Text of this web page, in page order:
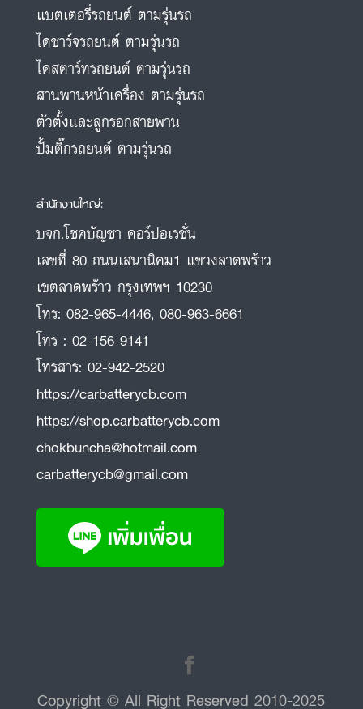
แบตเตอรี่รถยนต์ ตามรุ่นรถ
ไดชาร์จรถยนต์ ตามรุ่นรถ
ไดสตาร์ทรถยนต์ ตามรุ่นรถ
สานพานหน้าเครื่อง ตามรุ่นรถ
ตัวตั้งและลูกรอกสายพาน
ปั้มติ๊กรถยนต์ ตามรุ่นรถ
สำนักงานใหญ่:
บจก.โชคบัญชา คอร์ปอเรชั่น
เลขที่ 80 ถนนเสนานิคม1 แขวงลาดพร้าว
เขตลาดพร้าว กรุงเทพฯ 10230
โทร: 082-965-4446, 080-963-6661
โทร : 02-156-9141
โทรสาร: 02-942-2520
https://carbatterycb.com
https://shop.carbatterycb.com
chokbuncha@hotmail.com
carbatterycb@gmail.com
Copyright © All Right Reserved 2010-2025